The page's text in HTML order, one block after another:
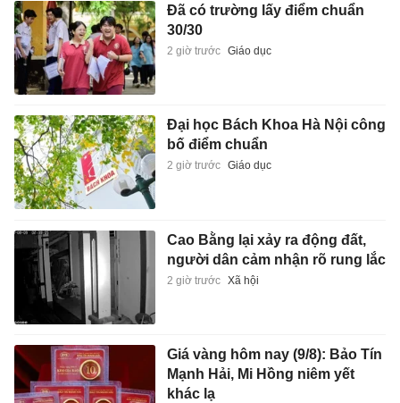
Đã có trường lấy điểm chuẩn
30/30
2 giờ trước Giáo dục
Đại học Bách Khoa Hà Nội công
bố điểm chuẩn
2 giờ trước Giáo dục
Cao Bằng lại xảy ra động đất,
người dân cảm nhận rõ rung lắc
2 giờ trước Xã hội
Giá vàng hôm nay (9/8): Bảo Tín
Mạnh Hải, Mi Hồng niêm yết
khác lạ